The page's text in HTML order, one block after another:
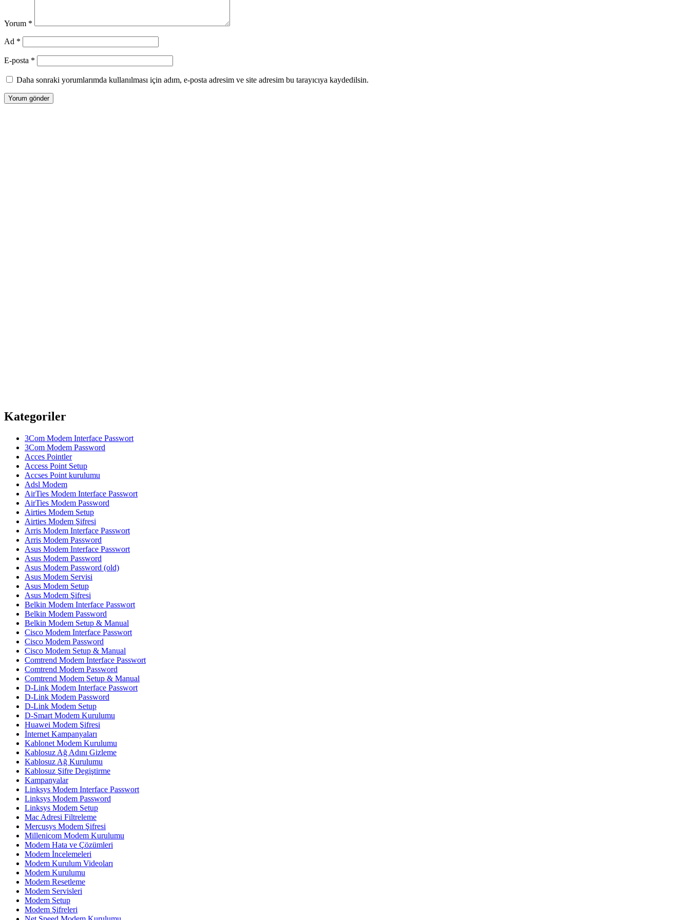
Yorum *
Ad *
E-posta *
Daha sonraki yorumlarımda kullanılması için adım, e-posta adresim ve site adresim bu tarayıcıya kaydedilsin.
Kategoriler
3Com Modem Interface Passwort
3Com Modem Password
Acces Pointler
Access Point Setup
Accses Point kurulumu
Adsl Modem
AirTies Modem Interface Passwort
AirTies Modem Password
Airties Modem Setup
Airties Modem Şifresi
Arris Modem Interface Passwort
Arris Modem Password
Asus Modem Interface Passwort
Asus Modem Password
Asus Modem Password (old)
Asus Modem Servisi
Asus Modem Setup
Asus Modem Şifresi
Belkin Modem Interface Passwort
Belkin Modem Password
Belkin Modem Setup & Manual
Cisco Modem Interface Passwort
Cisco Modem Password
Cisco Modem Setup & Manual
Comtrend Modem Interface Passwort
Comtrend Modem Password
Comtrend Modem Setup & Manual
D-Link Modem Interface Passwort
D-Link Modem Password
D-Link Modem Setup
D-Smart Modem Kurulumu
Huawei Modem Şifresi
İnternet Kampanyaları
Kablonet Modem Kurulumu
Kablosuz Ağ Adını Gizleme
Kablosuz Ağ Kurulumu
Kablosuz Şifre Degiştirme
Kampanyalar
Linksys Modem Interface Passwort
Linksys Modem Password
Linksys Modem Setup
Mac Adresi Filtreleme
Mercusys Modem Şifresi
Millenicom Modem Kurulumu
Modem Hata ve Çözümleri
Modem İncelemeleri
Modem Kurulum Videoları
Modem Kurulumu
Modem Resetleme
Modem Servisleri
Modem Setup
Modem Şifreleri